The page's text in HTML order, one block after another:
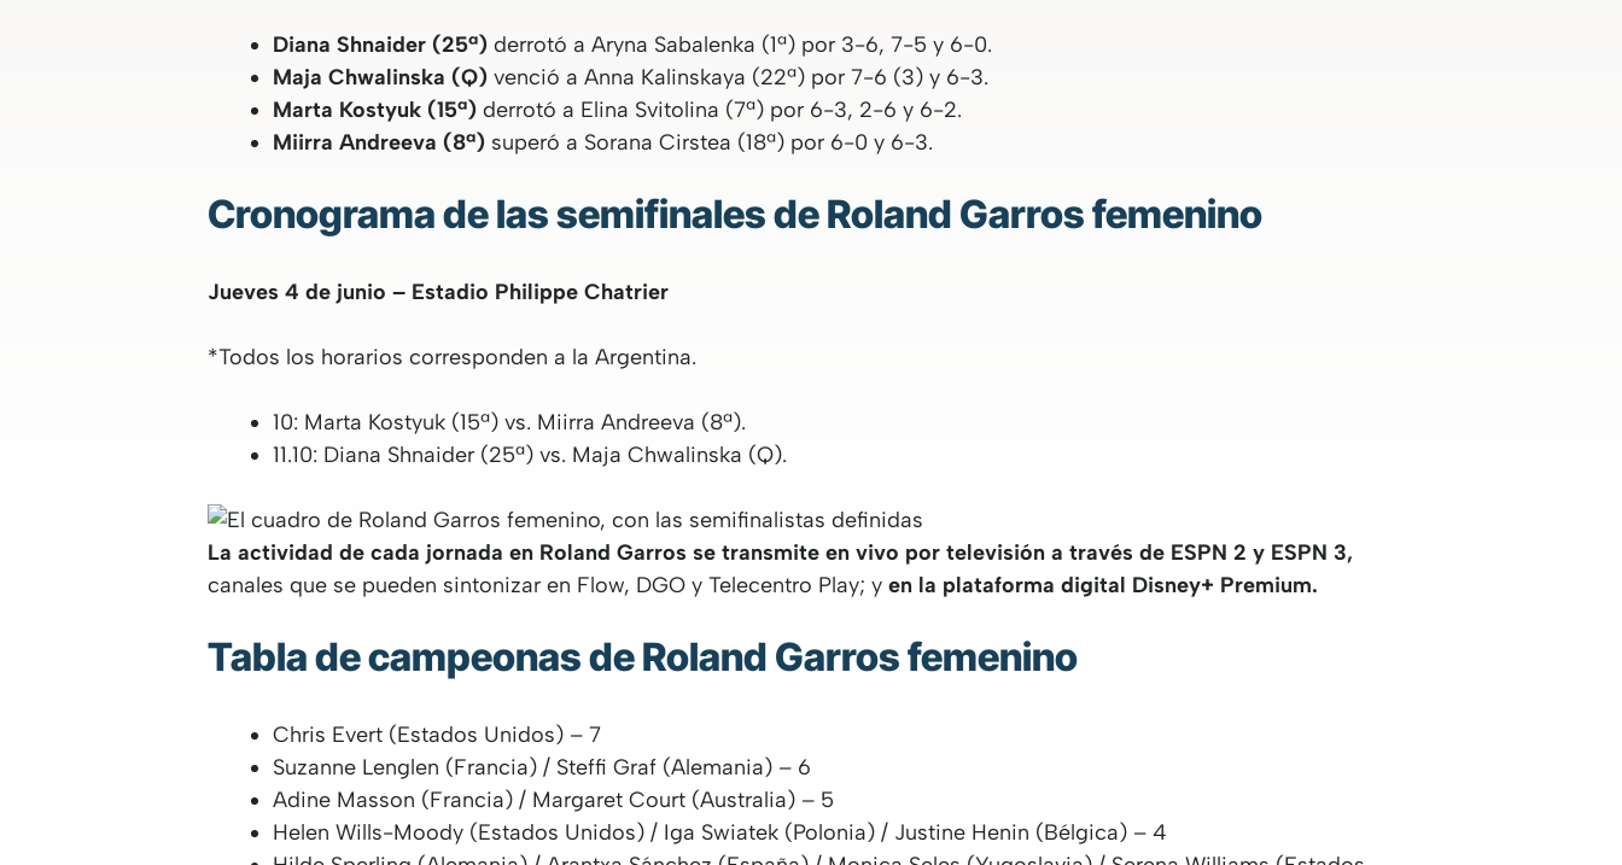
Diana Shnaider (25ª) derrotó a Aryna Sabalenka (1ª) por 3-6, 7-5 y 6-0.
Maja Chwalinska (Q) venció a Anna Kalinskaya (22ª) por 7-6 (3) y 6-3.
Marta Kostyuk (15ª) derrotó a Elina Svitolina (7ª) por 6-3, 2-6 y 6-2.
Miirra Andreeva (8ª) superó a Sorana Cirstea (18ª) por 6-0 y 6-3.
Cronograma de las semifinales de Roland Garros femenino
Jueves 4 de junio – Estadio Philippe Chatrier
*Todos los horarios corresponden a la Argentina.
10: Marta Kostyuk (15ª) vs. Miirra Andreeva (8ª).
11.10: Diana Shnaider (25ª) vs. Maja Chwalinska (Q).
La actividad de cada jornada en Roland Garros se transmite en vivo por televisión a través de ESPN 2 y ESPN 3,
canales que se pueden sintonizar en Flow, DGO y Telecentro Play; y en la plataforma digital Disney+ Premium.
Tabla de campeonas de Roland Garros femenino
Chris Evert (Estados Unidos) – 7
Suzanne Lenglen (Francia) / Steffi Graf (Alemania) – 6
Adine Masson (Francia) / Margaret Court (Australia) – 5
Helen Wills-Moody (Estados Unidos) / Iga Swiatek (Polonia) / Justine Henin (Bélgica) – 4